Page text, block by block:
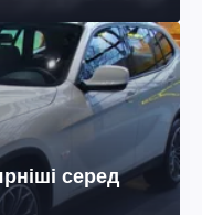
серед